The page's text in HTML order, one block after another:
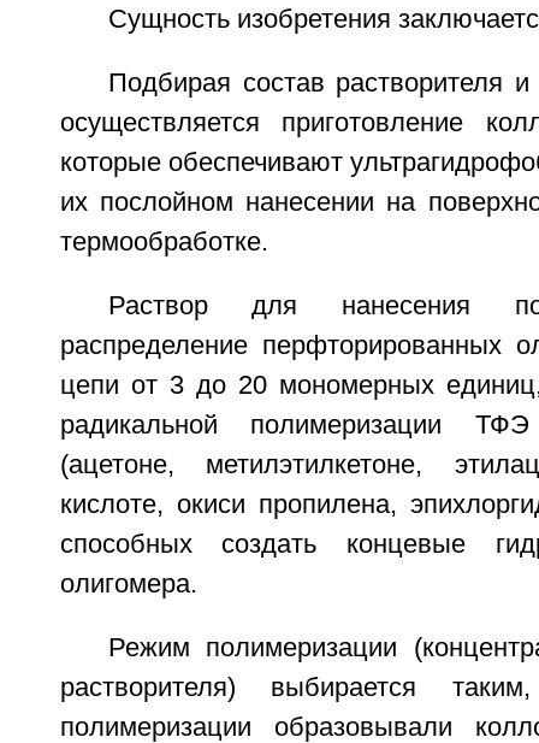
Сущность изобретения
Подбирая состав растворителя
осуществляется приготовление
которые обеспечивают
их послойном нанесении на
термообработке.
Раствор для нанесения
распределение перфторированных
цепи от 3 до 20 мономерных
радикальной полимеризации
(ацетоне, метилэтилкетоне,
кислоте, окиси пропилена,
способных создать концевые
олигомера.
Режим полимеризации
растворителя) выбирается
полимеризации образовывали